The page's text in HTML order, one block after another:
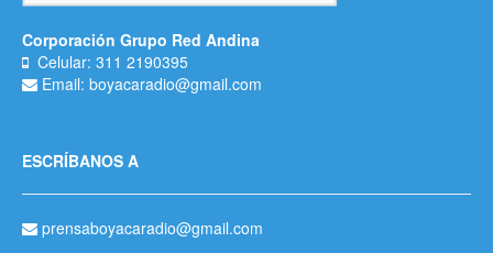
Corporación Grupo Red Andina
Celular: 311 2190395
Email: boyacaradio@gmail.com
ESCRÍBANOS A
prensaboyacaradio@gmail.com